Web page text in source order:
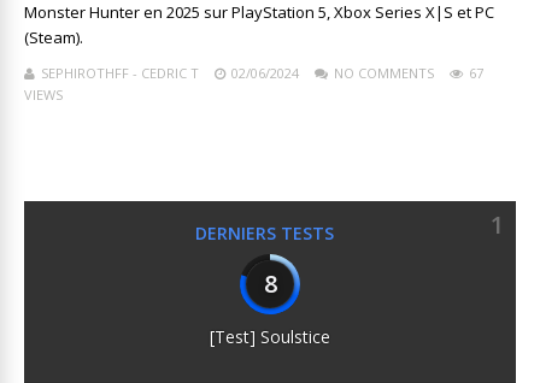
Monster Hunter en 2025 sur PlayStation 5, Xbox Series X|S et PC
(Steam).
SEPHIROTHFF - CEDRIC T 02/06/2024 NO COMMENTS
67
VIEWS
DERNIERS TESTS
1
8
[Test] Soulstice